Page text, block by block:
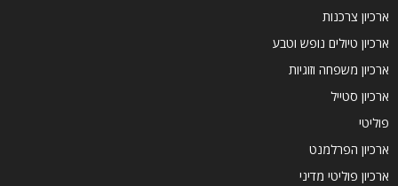
ארכיון צרכנות
ארכיון טיולים נופש וטבע
ארכיון משפחה וזוגיות
ארכיון סטייל
פוליטי
ארכיון הפרלמנט
ארכיון פוליטי מדיני